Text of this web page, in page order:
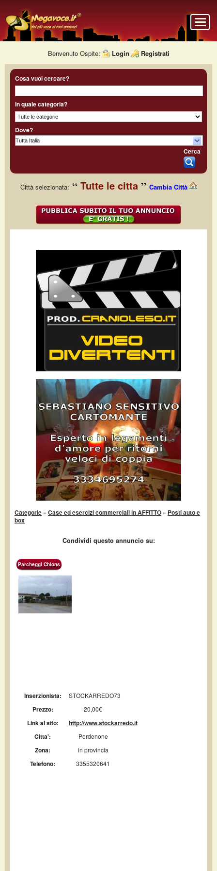
Benvenuto Ospite: Login Registrati
Cosa vuoi cercare?
In quale categoria?
Dove?
Cerca
Città selezionata: Tutte le citta Cambia Città
Categorie » Case ed esercizi commerciali in AFFITTO » Posti auto e
box
Condividi questo annuncio su:
Parcheggi Chions
Inserzionista: STOCKARREDO73
Prezzo: 20,00€
Link al sito:
http://www.stockarredo.it
Citta':
Pordenone
Zona: in provincia
Telefono: 3355320641